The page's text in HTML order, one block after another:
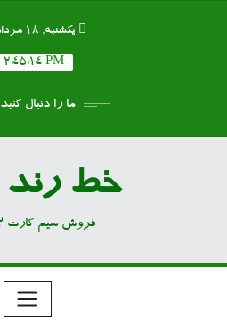
یکشنبه, ۱۸ مرداد ۱۴۰۵
2:45:14 PM
ما را دنبال کنید
خط رند 912
فروش سیم کارت 912 رند